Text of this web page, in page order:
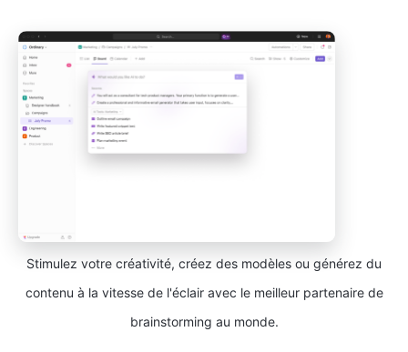
Stimulez votre créativité, créez des modèles ou générez du
contenu à la vitesse de l'éclair avec le meilleur partenaire de
brainstorming au monde.